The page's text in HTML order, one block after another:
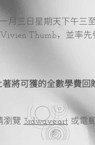
月三日星期天下午三
Vivien Thumb，並率先
將可獲的全數學費回
瀏覽 3rdwave.art 或電